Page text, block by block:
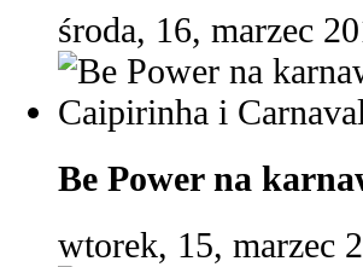
środa, 16, marzec
Be Power na
wtorek, 15, marzec